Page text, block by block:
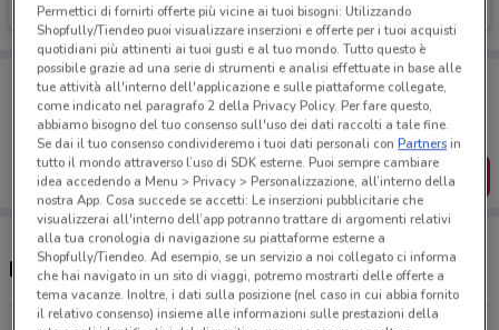
Scade il 31/08
Porta DoveConviene sempre con te!
Puoi trovare le migliori offerte dei negozi vicino a te,
salvarle e creare la tua lista del risparmio, comodamente
dal tuo cellulare.
SCARICA L’APP
Negozi 1mobile a Carini
Permettici di fornirti offerte più vicine ai tuoi bisogni: Utilizzando
Shopfully/Tiendeo puoi visualizzare inserzioni e offerte per i tuoi acquisti
quotidiani più attinenti ai tuoi gusti e al tuo mondo. Tutto questo è
possibile grazie ad una serie di strumenti e analisi effettuate in base alle
tue attività all'interno dell'applicazione e sulle piattaforme collegate,
come indicato nel paragrafo 2 della Privacy Policy. Per fare questo,
abbiamo bisogno del tuo consenso sull'uso dei dati raccolti a tale fine.
Se dai il tuo consenso condivideremo i tuoi dati personali conPartnersin
tutto il mondo attraverso l’uso di SDK esterne. Puoi sempre cambiare
idea accedendo a Menu > Privacy > Personalizzazione, all’interno della
nostra App. Cosa succede se accetti: Le inserzioni pubblicitarie che
visualizzerai all'interno dell’app potranno trattare di argomenti relativi
alla tua cronologia di navigazione su piattaforme esterne a
Shopfully/Tiendeo. Ad esempio, se un servizio a noi collegato ci informa
che hai navigato in un sito di viaggi, potremo mostrarti delle offerte a
tema vacanze. Inoltre, i dati sulla posizione (nel caso in cui abbia fornito
il relativo consenso) insieme alle informazioni sulle prestazioni della